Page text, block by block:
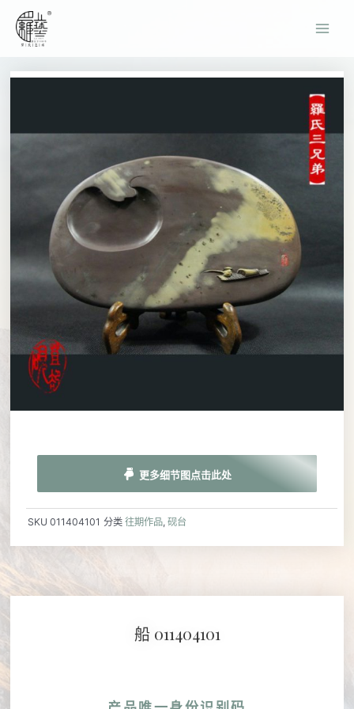
更多细节图点击此处
SKU 011404101 分类 往期作品,砚台
船 011404101